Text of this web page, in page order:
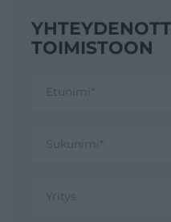
TOIMISTOON